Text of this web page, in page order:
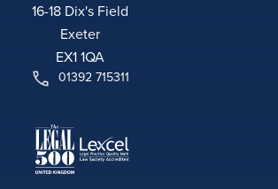
16-18 Dix's Field
Exeter
EX1 1QA
01392 715311